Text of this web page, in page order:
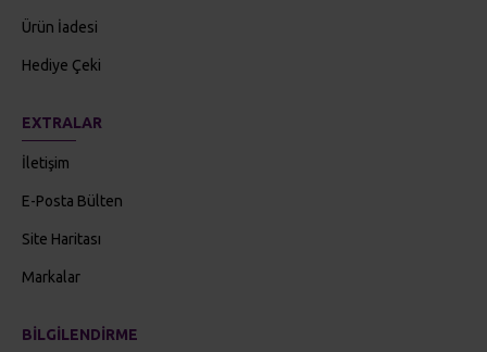
Ürün İadesi
Hediye Çeki
EXTRALAR
İletişim
E-Posta Bülten
Site Haritası
Markalar
BILGILENDIRME